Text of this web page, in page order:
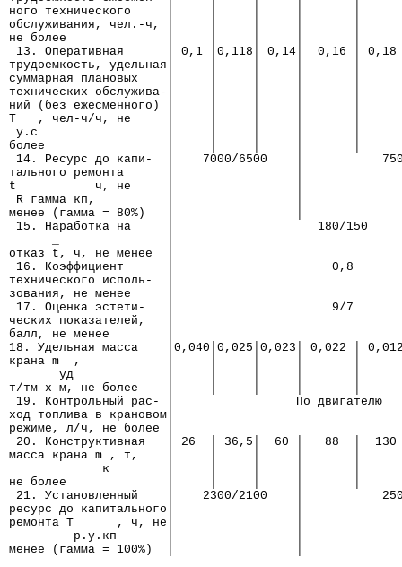
ного технического     │     │     │     │       │
обслуживания, чел.-ч, │     │     │     │       │
не более              │     │     │     │       │
13. Оперативная      │ 0,1 │0,118│ 0,14│  0,16 │
трудоемкость, удельная│     │     │     │       │
суммарная плановых    │     │     │     │       │
технических обслужива-│     │     │     │       │
ний (без ежесменного) │     │     │     │       │
Т   , чел-ч/ч, не     │     │     │     │       │
у.с                  │     │     │     │       │
более                 │     │     │     │       │
14. Ресурс до капи-  │    7000/6500    │
тального ремонта      │                 │
t           ч, не     │                 │
R гамма кп,          │                 │
менее (гамма = 80%)   │                 │
15. Наработка на     │                    180/150
отказ t, ч, не менее  │
16. Коэффициент      │                      0,8
технического исполь-  │
зования, не менее     │
17. Оценка эстети-   │                      9/7
ческих показателей,   │
балл, не менее        │
18. Удельная масса    │0,040│0,025│0,023│ 0,022 │
крана m  ,            │     │     │     │       │
уд             │     │     │     │       │
т/тм х м, не более    │     │     │     │       │
19. Контрольный рас- │                 По двигателю
ход топлива в крановом│
режиме, л/ч, не более │
20. Конструктивная   │ 26  │ 36,5│  60 │   88  │
масса крана m , т,    │     │     │     │       │
к        │     │     │     │       │
не более              │     │     │     │       │
21. Установленный    │    2300/2100    │
ресурс до капитального│                 │
ремонта Т      , ч, не│                 │
         р.у.кп       │                 │
менее (гамма = 100%)  │                 │